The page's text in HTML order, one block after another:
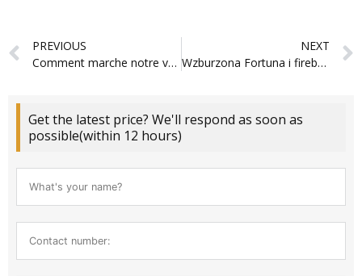
Prev
PREVIOUS
Comment marche notre verification en compagnie de art du Basse-cour Casino
NEXT
Wzburzona Fortuna i fireball casino kod promocyjny – strategie wygranych
Get the latest price? We'll respond as soon as
possible(within 12 hours)